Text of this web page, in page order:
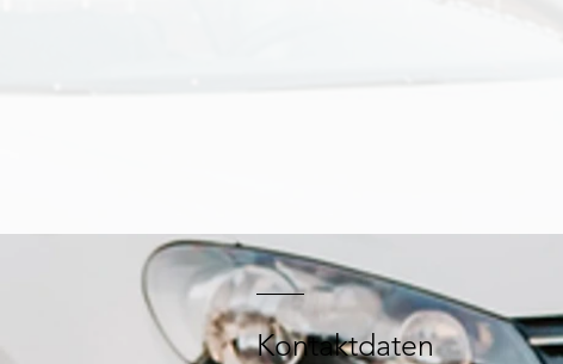
Kontaktdaten